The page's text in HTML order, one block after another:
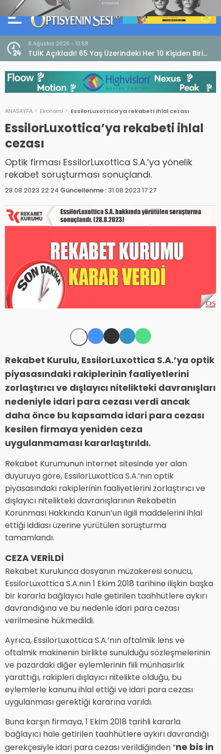
8 Ağustos 2026 - 10:58
TUİK Açıkladı! 65 Yaş Üzerindeki Her 10 Kişiden Biri
Görme Güçlüğü Yaşıyor
ANASAYFA Ekonomi EssilorLuxottica’ya rekabeti ihlal cezası
EssilorLuxottica’ya rekabeti ihlal
cezası
Optik firması EssilorLuxottica S.A.’ya yönelik
rekabet soruşturması sonuçlandı.
28.08.2023 22:24 Güncellenme : 31.08.2023 17:27
Rekabet Kurulu, EssilorLuxottica S.A.’ya optik
piyasasındaki rakiplerinin faaliyetlerini
zorlaştırıcı ve dışlayıcı nitelikteki davranışları
nedeniyle idari para cezası verdi ancak
daha önce bu kapsamda idari para cezası
kesilen firmaya yeniden ceza
uygulanmaması kararlaştırıldı.
Rekabet Kurumunun internet sitesinde yer alan
duyuruya göre, EssilorLuxottica S.A.’nın optik
piyasasındaki rakiplerinin faaliyetlerini zorlaştırıcı ve
dışlayıcı nitelikteki davranışlarının Rekabetin
Korunması Hakkında Kanun’un ilgili maddelerini ihlal
ettiği iddiası üzerine yürütülen soruşturma
tamamlandı.
CEZA VERİLDİ
Rekabet Kurulunca dosyanın müzakeresi sonucu,
EssilorLuxottica S.A.nın 1 Ekim 2018 tarihine ilişkin başka
bir kararla bağlayıcı hale getirilen taahhütlere aykırı
davrandığına ve bu nedenle idari para cezası
verilmesine hükmedildi.
Ayrıca, EssilorLuxottica S.A.’nın oftalmik lens ve
oftalmik makinenin birlikte sunulduğu sözleşmelerinin
ve pazardaki diğer eylemlerinin fiili münhasırlık
yarattığı, rakipleri dışlayıcı nitelikte olduğu, bu
eylemlerle kanunu ihlal ettiği ve idari para cezası
uygulanması gerektiği kararına varıldı.
Buna karşın firmaya, 1 Ekim 2018 tarihli kararla
bağlayıcı hale getirilen taahhütlere aykırı davrandığı
gerekçesiyle idari para cezası verildiğinden “ne bis in